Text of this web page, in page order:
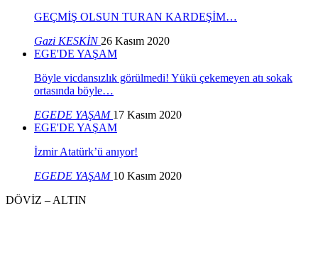
GEÇMİŞ OLSUN TURAN KARDEŞİM…
Gazi KESKİN 26 Kasım 2020
EGE'DE YAŞAM
Böyle vicdansızlık görülmedi! Yükü çekemeyen atı sokak
ortasında böyle…
EGEDE YAŞAM 17 Kasım 2020
EGE'DE YAŞAM
İzmir Atatürk’ü anıyor!
EGEDE YAŞAM 10 Kasım 2020
DÖVİZ – ALTIN